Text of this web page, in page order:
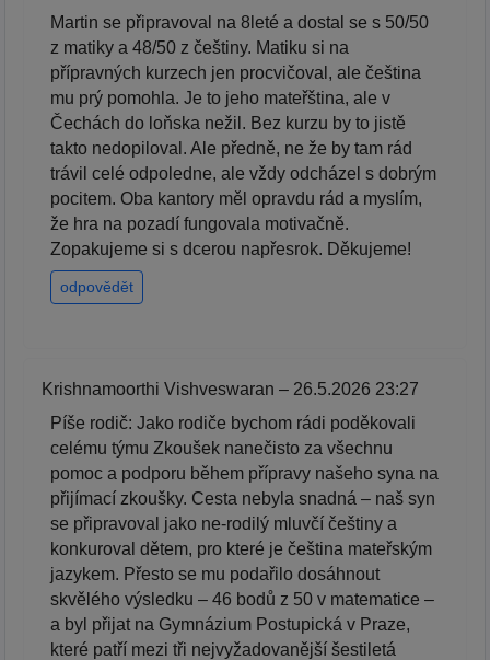
Martin se připravoval na 8leté a dostal se s 50/50
z matiky a 48/50 z češtiny. Matiku si na
přípravných kurzech jen procvičoval, ale čeština
mu prý pomohla. Je to jeho mateřština, ale v
Čechách do loňska nežil. Bez kurzu by to jistě
takto nedopiloval. Ale předně, ne že by tam rád
trávil celé odpoledne, ale vždy odcházel s dobrým
pocitem. Oba kantory měl opravdu rád a myslím,
že hra na pozadí fungovala motivačně.
Zopakujeme si s dcerou napřesrok. Děkujeme!
odpovědět
Krishnamoorthi Vishveswaran – 26.5.2026 23:27
Píše rodič: Jako rodiče bychom rádi poděkovali
celému týmu Zkoušek nanečisto za všechnu
pomoc a podporu během přípravy našeho syna na
přijímací zkoušky. Cesta nebyla snadná – naš syn
se připravoval jako ne-rodilý mluvčí češtiny a
konkuroval dětem, pro které je čeština mateřským
jazykem. Přesto se mu podařilo dosáhnout
skvělého výsledku – 46 bodů z 50 v matematice –
a byl přijat na Gymnázium Postupická v Praze,
které patří mezi tři nejvyžadovanější šestiletá